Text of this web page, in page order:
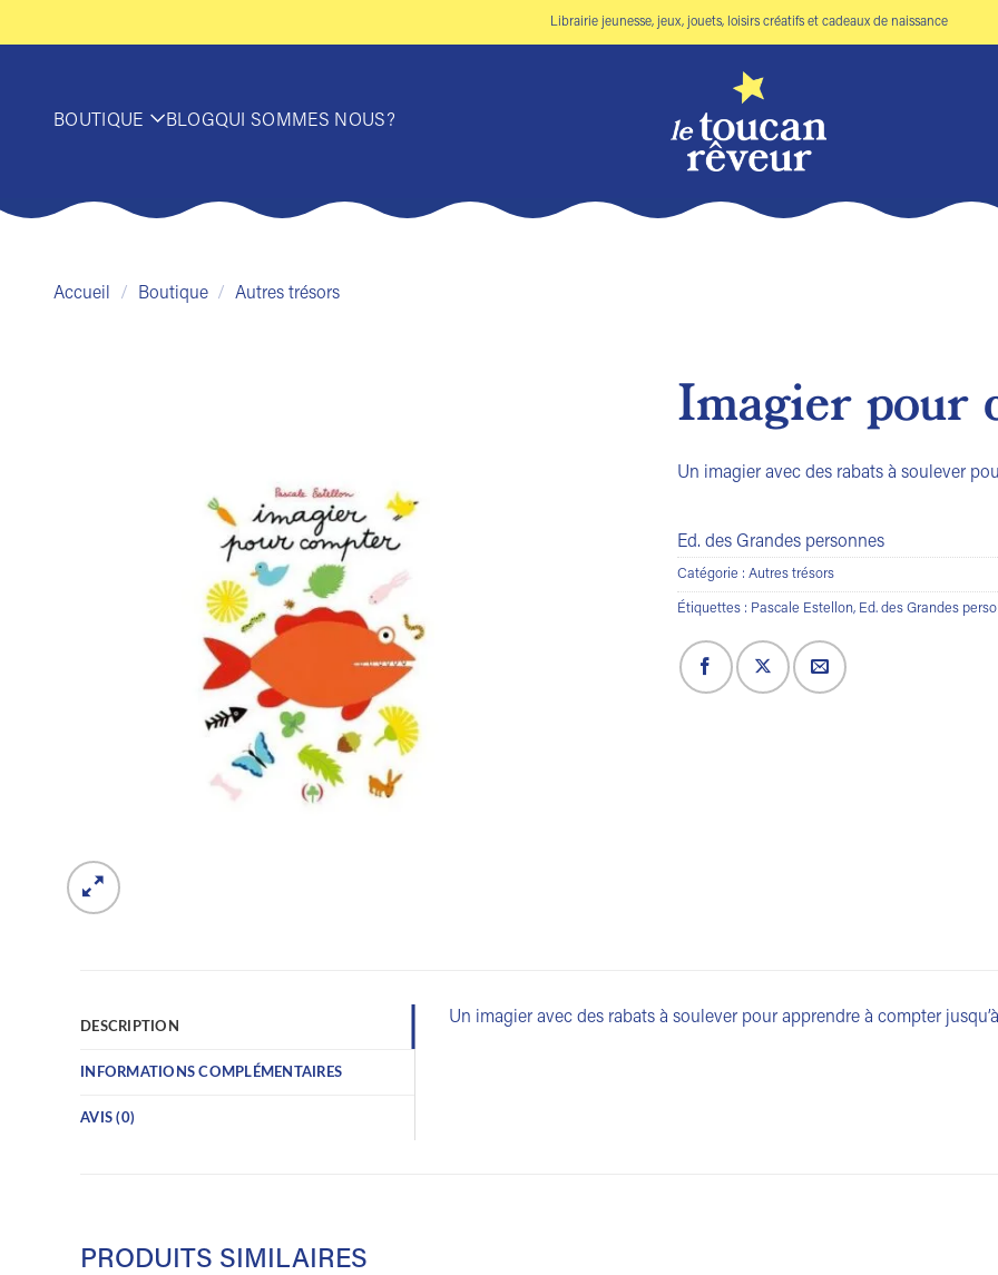
Librairie jeunesse, jeux, jouets, loisirs créatifs et cadeaux de naissance
BOUTIQUE BLOGQUI SOMMES NOUS?
Accueil / Boutique / Autres trésors
Imagier pour
Un imagier avec des rabats à soulever
Ed. des Grandes personnes
Catégorie : Autres trésors
Étiquettes : Pascale Estellon, Ed. des Grandes
DESCRIPTION
INFORMATIONS COMPLÉMENTAIRES
AVIS (0)
Un imagier avec des rabats à soulever pour apprendre à compter
PRODUITS SIMILAIRES